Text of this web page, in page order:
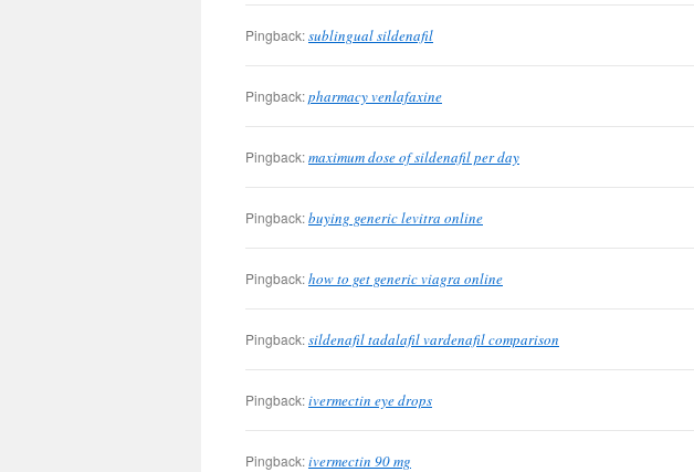
Pingback:sublingual sildenafil
Pingback:pharmacy venlafaxine
Pingback:maximum dose of sildenafil per day
Pingback:buying generic levitra online
Pingback:how to get generic viagra online
Pingback:sildenafil tadalafil vardenafil comparison
Pingback:ivermectin eye drops
Pingback:ivermectin 90 mg